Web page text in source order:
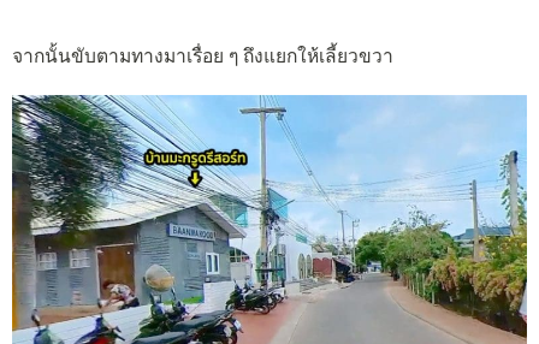
จากนั้นขับตามทางมาเรื่อย ๆ ถึงแยกให้เลี้ยวขวา